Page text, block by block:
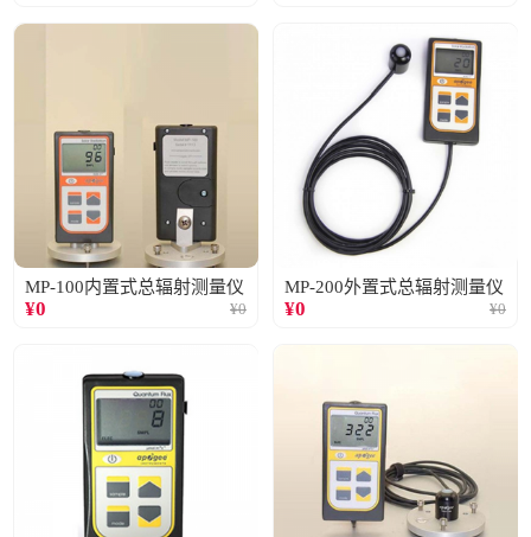
MP-100内置式总辐射测量仪
¥0 ¥0
MP-200外置式总辐射测量仪
¥0 ¥0